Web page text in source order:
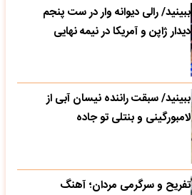
ببینید/ رالی دیوانه وار در ست پنجم
دیدار ژاپن و آمریکا در نیمه نهایی
ببینید/ سبقت راننده نیسان آبی از
لامبورگینی و بنتلی تو جاده
تفریح و سرگرمی مردان؛ آهنگ